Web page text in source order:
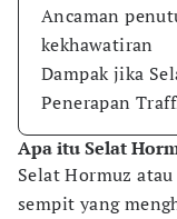
Ancaman
kekhawatiran
Dampak jika
Penerapan
Apa itu Selat
Selat Hormuz atau
sempit yang